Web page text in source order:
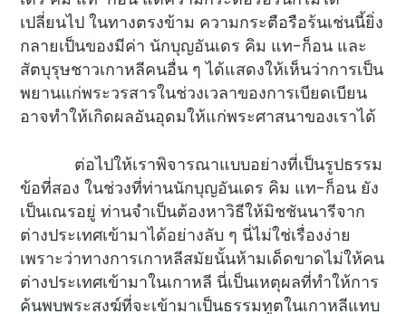
เปลี่ยนไป ในทางตรงข้าม ความกระตือรือร้นเช่นนี้ยิ่ง
กลายเป็นของมีค่า นักบุญอันเดร คิม แท-ก็อน และ
สัตบุรุษชาวเกาหลีคนอื่น ๆ ได้แสดงให้เห็นว่าการเป็น
พยานแก่พระวรสารในช่วงเวลาของการเบียดเบียน
อาจทำให้เกิดผลอันอุดมให้แก่พระศาสนาของเราได้
ต่อไปให้เราพิจารณาแบบอย่างที่เป็นรูปธรรม
ข้อที่สอง ในช่วงที่ท่านนักบุญอันเดร คิม แท-ก็อน ยัง
เป็นเณรอยู่ ท่านจำเป็นต้องหาวิธีให้มิชชันนารีจาก
ต่างประเทศเข้ามาได้อย่างลับ ๆ นี่ไม่ใช่เรื่องง่าย
เพราะว่าทางการเกาหลีสมัยนั้นห้ามเด็ดขาดไม่ให้คน
ต่างประเทศเข้ามาในเกาหลี นี่เป็นเหตุผลที่ทำให้การ
ค้นพบพระสงฆ์ที่จะเข้ามาเป็นธรรมทูตในเกาหลีแทบ